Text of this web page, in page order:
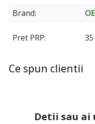
Brand
Pret PRP 35
Ce spun clientii
Detii sau